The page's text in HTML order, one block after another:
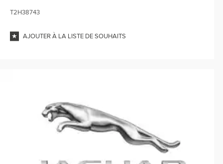
T2H38743
AJOUTER À LA LISTE DE SOUHAITS